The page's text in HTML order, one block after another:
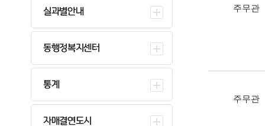
실과별안내
동행정복지센터
통계
자매결연도시
주무관
주무관